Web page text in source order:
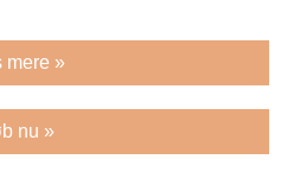
mere »
nu »